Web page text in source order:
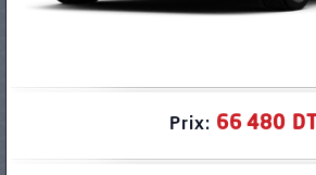
Prix: 66 480 DT